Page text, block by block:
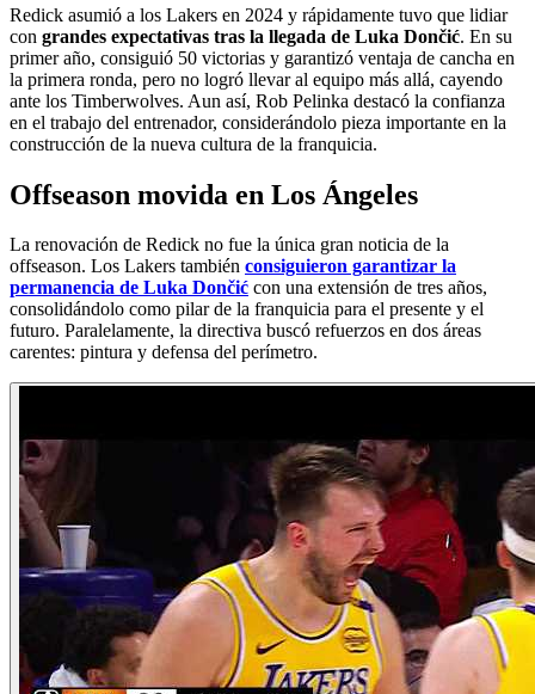
Redick asumió a los Lakers en 2024 y rápidamente tuvo que lidiar
con grandes expectativas tras la llegada de Luka Dončić. En su
primer año, consiguió 50 victorias y garantizó ventaja de cancha en
la primera ronda, pero no logró llevar al equipo más allá, cayendo
ante los Timberwolves. Aun así, Rob Pelinka destacó la confianza
en el trabajo del entrenador, considerándolo pieza importante en la
construcción de la nueva cultura de la franquicia.
Offseason movida en Los Ángeles
La renovación de Redick no fue la única gran noticia de la
offseason. Los Lakers también consiguieron garantizar la
permanencia de Luka Dončić con una extensión de tres años,
consolidándolo como pilar de la franquicia para el presente y el
futuro. Paralelamente, la directiva buscó refuerzos en dos áreas
carentes: pintura y defensa del perímetro.